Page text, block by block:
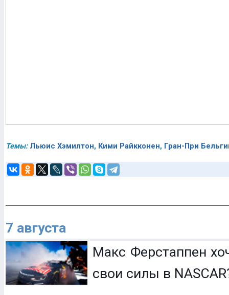
Темы: Льюис Хэмилтон, Кими Райкконен, Гран-При
7 августа
Макс Ферстаппен
свои силы в